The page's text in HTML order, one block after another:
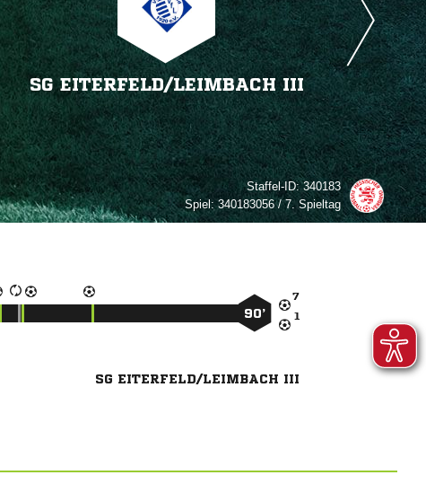
SG EITERFELD/​LEIMBACH III
Staffel-ID:340183
Spiel:340183056 / 7. Spieltag


90’
SG EITERFELD/LEIMBACH III